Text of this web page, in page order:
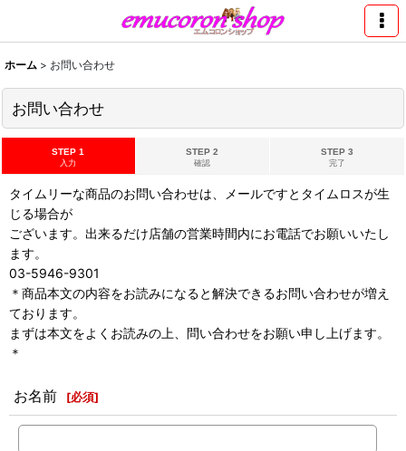
ホーム > お問い合わせ
お問い合わせ
STEP 1
入力
STEP 2
確認
STEP 3
完了
タイムリーな商品のお問い合わせは、メールですとタイムロスが生
じる場合が
ございます。出来るだけ店舗の営業時間内にお電話でお願いいたし
ます。
03-5946-9301
＊商品本文の内容をお読みになると解決できるお問い合わせが増え
ております。
まずは本文をよくお読みの上、問い合わせをお願い申し上げます。
＊
お名前 [必須]